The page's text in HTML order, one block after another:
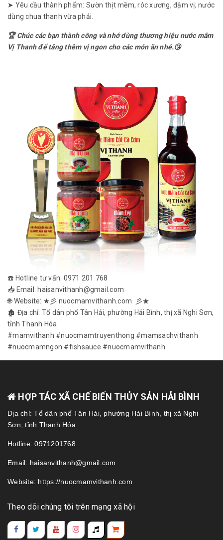
➤ Yêu cầu thành phẩm: Sườn thịt mềm, róc xương, đậm vị; nước
dùng chua thanh vừa phải.
🏆 Chúc các bạn thành công và nhớ dùng thương hiệu nước mắm
Vị Thanh để tăng thêm vị ngon cho các món ăn nhé.😘
☎️ Hotline tư vấn: 0971 201 768
📥 Email: haisanvithanh@gmail.com
🌐 Website: ★彡 nuocmamvithanh.com 彡★
🏚 Địa chỉ: Tổ dân phố Tân Hải, phường Hải Bình, thị xã Nghi Sơn,
tỉnh Thanh Hóa.
#mamvithanh #nuocmamtruyenthong #mamsachvithanh
#nuocmamngon #fishsauce #nuocmamvithanh
HỢP TÁC XÃ CHẾ BIẾN THỦY SẢN HẢI BÌNH
Địa chỉ: Tổ dân phố Tân Hải, phường Hải Bình, thị xã Nghi
Sơn, tỉnh Thanh Hóa
Hotline: 0971201768
Email: haisanvithanh@gmail.com
Website: https://nuocmamvithanh.com
Theo dõi chúng tôi trên mạng xã hội